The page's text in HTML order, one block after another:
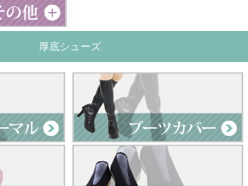
厚底シューズ